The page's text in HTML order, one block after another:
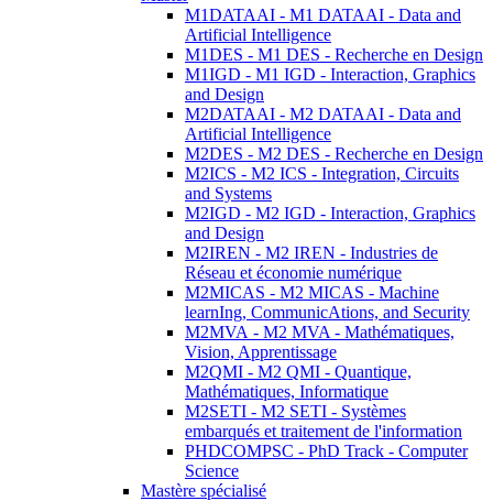
M1DATAAI - M1 DATAAI - Data and
Artificial Intelligence
M1DES - M1 DES - Recherche en Design
M1IGD - M1 IGD - Interaction, Graphics
and Design
M2DATAAI - M2 DATAAI - Data and
Artificial Intelligence
M2DES - M2 DES - Recherche en Design
M2ICS - M2 ICS - Integration, Circuits
and Systems
M2IGD - M2 IGD - Interaction, Graphics
and Design
M2IREN - M2 IREN - Industries de
Réseau et économie numérique
M2MICAS - M2 MICAS - Machine
learnIng, CommunicAtions, and Security
M2MVA - M2 MVA - Mathématiques,
Vision, Apprentissage
M2QMI - M2 QMI - Quantique,
Mathématiques, Informatique
M2SETI - M2 SETI - Systèmes
embarqués et traitement de l'information
PHDCOMPSC - PhD Track - Computer
Science
Mastère spécialisé